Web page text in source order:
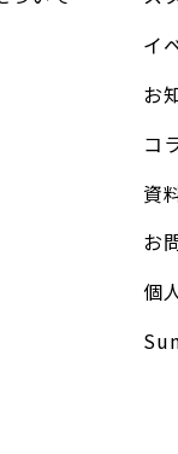
イ
お
コ
資
お
個